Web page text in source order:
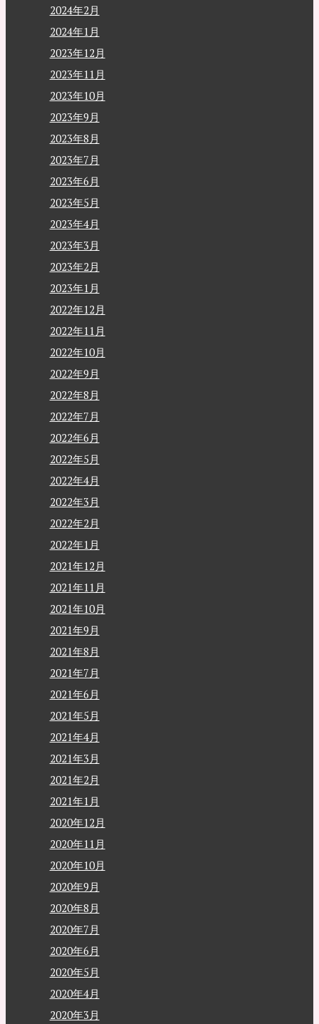
2024年2月
2024年1月
2023年12月
2023年11月
2023年10月
2023年9月
2023年8月
2023年7月
2023年6月
2023年5月
2023年4月
2023年3月
2023年2月
2023年1月
2022年12月
2022年11月
2022年10月
2022年9月
2022年8月
2022年7月
2022年6月
2022年5月
2022年4月
2022年3月
2022年2月
2022年1月
2021年12月
2021年11月
2021年10月
2021年9月
2021年8月
2021年7月
2021年6月
2021年5月
2021年4月
2021年3月
2021年2月
2021年1月
2020年12月
2020年11月
2020年10月
2020年9月
2020年8月
2020年7月
2020年6月
2020年5月
2020年4月
2020年3月